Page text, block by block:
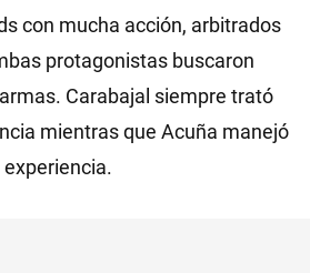
con mucha acción, arbitrados
protagonistas buscaron
Carabajal siempre trató
mientras que Acuña manejó
experiencia.